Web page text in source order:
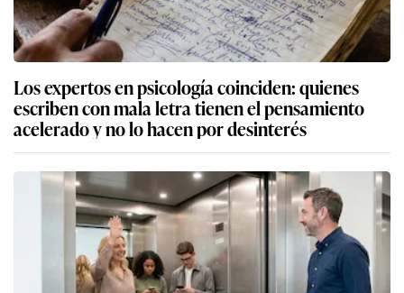
Los expertos en psicología coinciden: quienes
escriben con mala letra tienen el pensamiento
acelerado y no lo hacen por desinterés